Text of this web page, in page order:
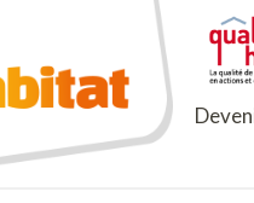
XLHabitat